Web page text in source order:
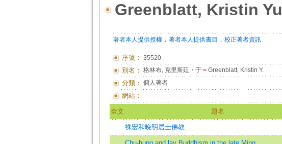
Greenblatt, Kristin Yu
著者本人提供授權． 著者本人提供書目 ． 校正著者資訊
序號： 35520
別名： 格林布, 克里斯廷・于 =Greenblatt, Kristin Y.
分類： 個人著者
網站：
全文 題名
祩宏和晚明居士佛教